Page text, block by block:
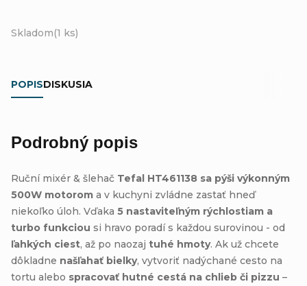
Skladom(1 ks)
POPISDISKUSIA
Podrobný popis
Ruční mixér & šlehač Tefal HT461138 sa pýši výkonným
500W motorom a v kuchyni zvládne zastať hneď
niekoľko úloh. Vďaka 5 nastaviteľným rýchlostiam a
turbo funkciou si hravo poradí s každou surovinou - od
ľahkých ciest, až po naozaj tuhé hmoty. Ak už chcete
dôkladne našľahať bielky, vytvoriť nadýchané cesto na
tortu alebo spracovať hutné cestá na chlieb či pizzu –